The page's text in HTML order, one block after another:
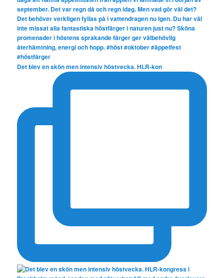
Det blev en skön men intensiv höstvecka. HLR-kon